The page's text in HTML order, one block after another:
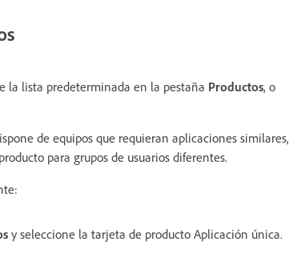
la lista predeterminada en la pestaña Productos, o
de equipos que requieran aplicaciones similares,
para grupos de usuarios diferentes.
y seleccione la tarjeta de producto Aplicación única.